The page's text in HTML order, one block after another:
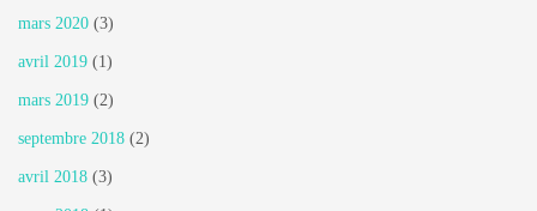
mars 2020 (3)
avril 2019 (1)
mars 2019 (2)
septembre 2018 (2)
avril 2018 (3)